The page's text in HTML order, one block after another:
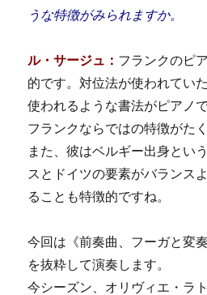
うな特徴がみられますか。
ル・サージュ： フランクのピ
的です。対位法が使われてい
使われるような書法がピアノ
フランクならではの特徴がた
また、彼はベルギー出身とい
スとドイツの要素がバランス
ることも特徴的ですね。
今回は《前奏曲、フーガと変
を抜粋して演奏します。
今シーズン、オリヴィエ・ラ